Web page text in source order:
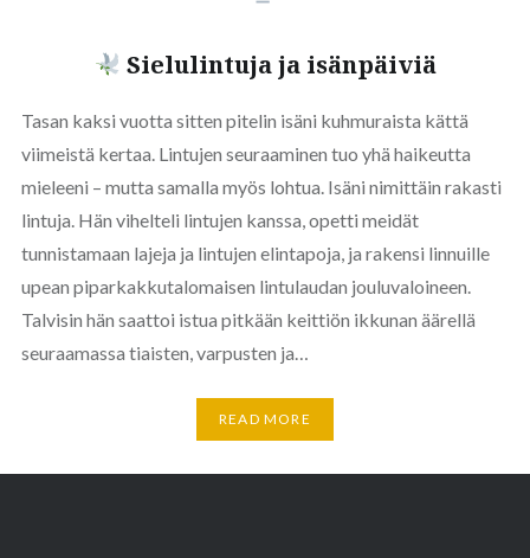
Sielulintuja ja isänpäiviä
Tasan kaksi vuotta sitten pitelin isäni kuhmuraista kättä
viimeistä kertaa. Lintujen seuraaminen tuo yhä haikeutta
mieleeni – mutta samalla myös lohtua. Isäni nimittäin rakasti
lintuja. Hän vihelteli lintujen kanssa, opetti meidät
tunnistamaan lajeja ja lintujen elintapoja, ja rakensi linnuille
upean piparkakkutalomaisen lintulaudan jouluvaloineen.
Talvisin hän saattoi istua pitkään keittiön ikkunan äärellä
seuraamassa tiaisten, varpusten ja…
READ MORE